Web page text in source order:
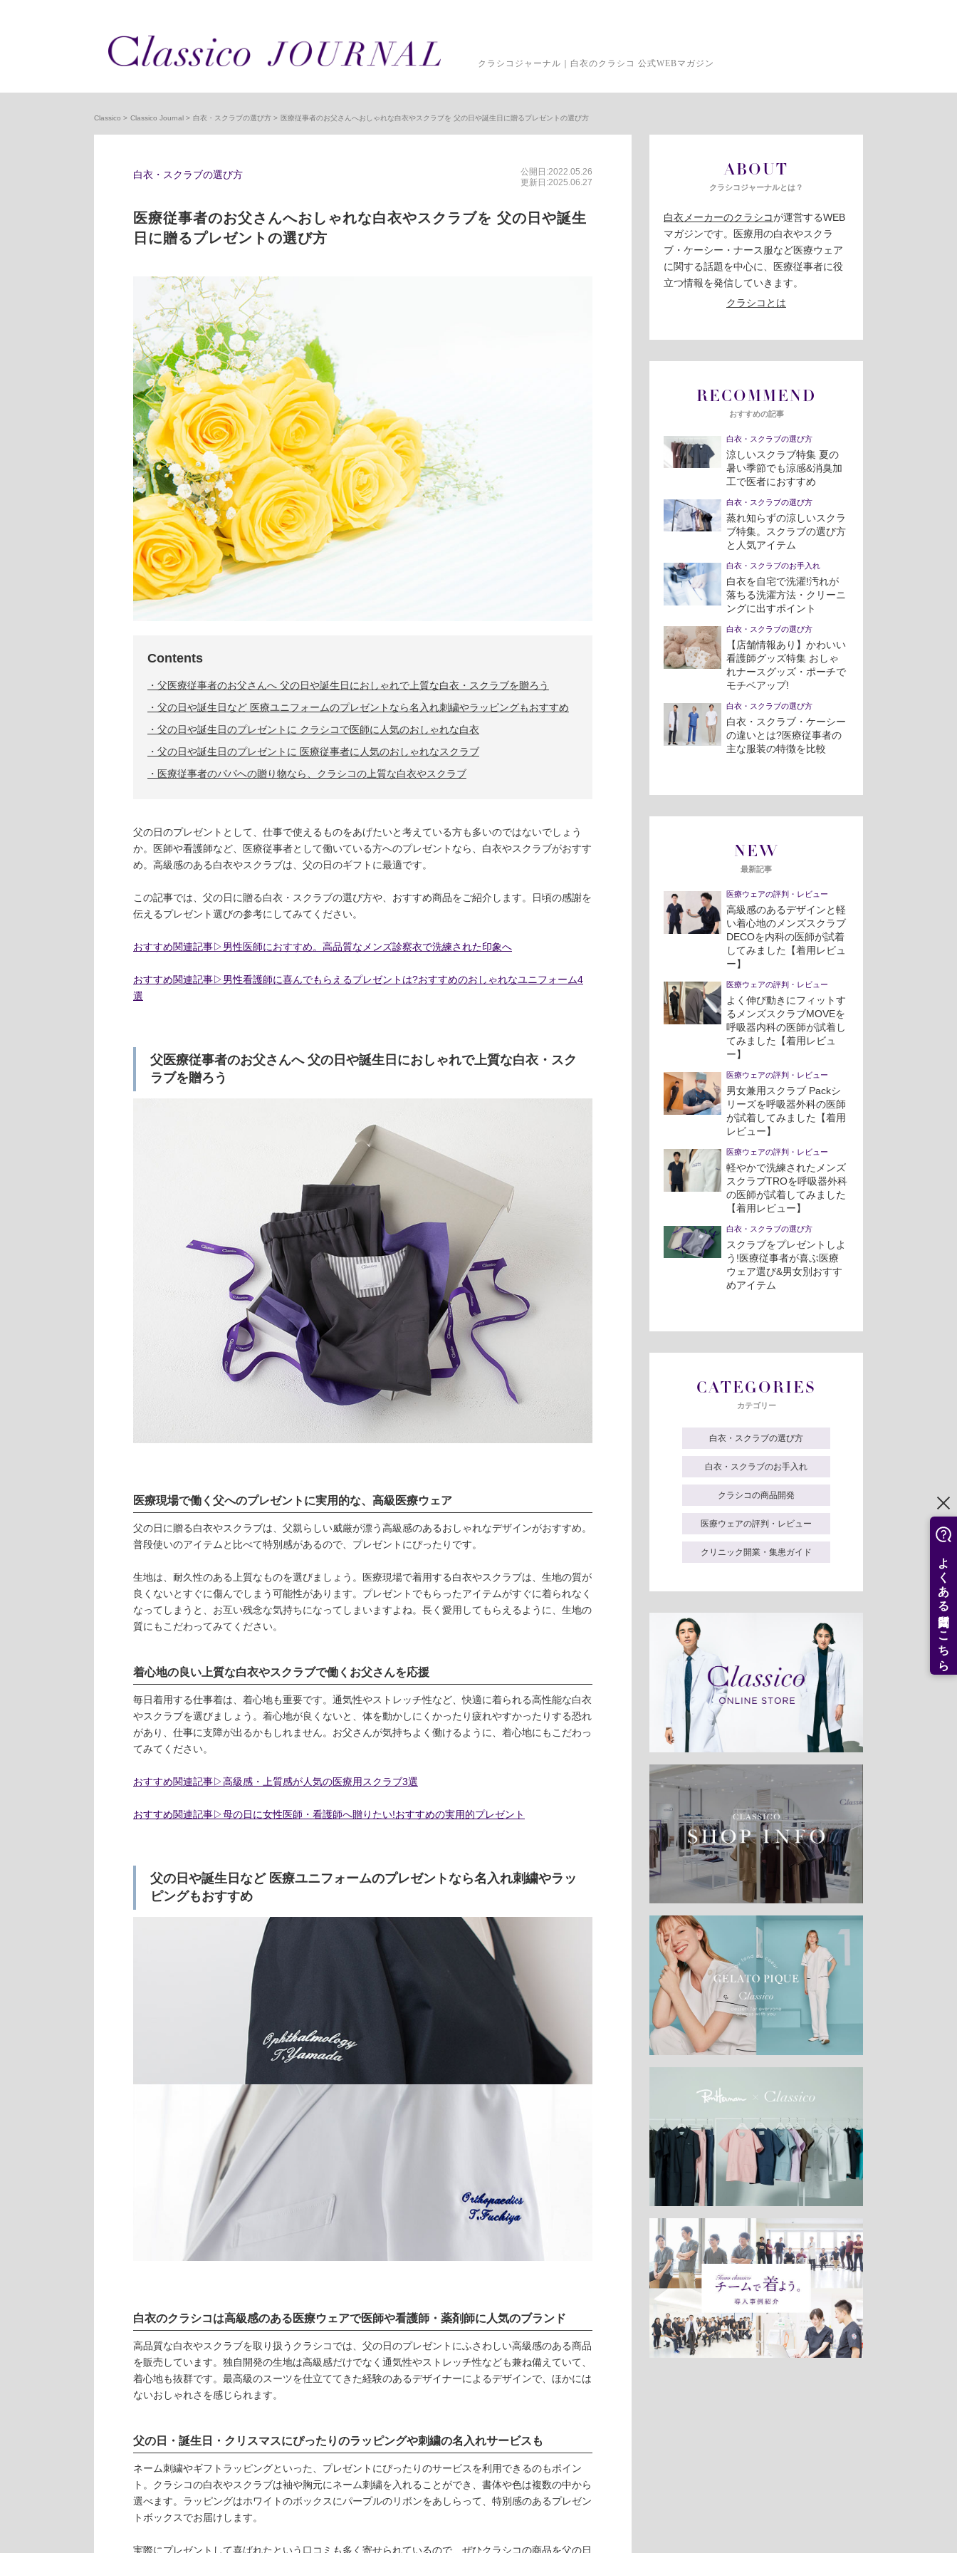
よくある質問はこちら
クラシコジャーナル｜白衣のクラシコ 公式WEBマガジン
Classico Classico Journal 白衣・スクラブの選び方 医療従事者のお父さんへおしゃれな白衣やスクラブを 父の日や誕生日に贈るプレゼントの選び方
白衣・スクラブの選び方
公開日:2022.05.26
更新日:2025.06.27
医療従事者のお父さんへおしゃれな白衣やスクラブを 父の日や誕生
日に贈るプレゼントの選び方
Contents
父医療従事者のお父さんへ 父の日や誕生日におしゃれで上質な白衣・スクラブを贈ろう
父の日や誕生日など 医療ユニフォームのプレゼントなら名入れ刺繍やラッピングもおすすめ
父の日や誕生日のプレゼントに クラシコで医師に人気のおしゃれな白衣
父の日や誕生日のプレゼントに 医療従事者に人気のおしゃれなスクラブ
医療従事者のパパへの贈り物なら、クラシコの上質な白衣やスクラブ
父の日のプレゼントとして、仕事で使えるものをあげたいと考えている方も多いのではないでしょう
か。医師や看護師など、医療従事者として働いている方へのプレゼントなら、白衣やスクラブがおすす
め。高級感のある白衣やスクラブは、父の日のギフトに最適です。
この記事では、父の日に贈る白衣・スクラブの選び方や、おすすめ商品をご紹介します。日頃の感謝を
伝えるプレゼント選びの参考にしてみてください。
おすすめ関連記事▷男性医師におすすめ。高品質なメンズ診察衣で洗練された印象へ
おすすめ関連記事▷男性看護師に喜んでもらえるプレゼントは?おすすめのおしゃれなユニフォーム4
選
父医療従事者のお父さんへ 父の日や誕生日におしゃれで上質な白衣・スク
ラブを贈ろう
医療現場で働く父へのプレゼントに実用的な、高級医療ウェア
父の日に贈る白衣やスクラブは、父親らしい威厳が漂う高級感のあるおしゃれなデザインがおすすめ。
普段使いのアイテムと比べて特別感があるので、プレゼントにぴったりです。
生地は、耐久性のある上質なものを選びましょう。医療現場で着用する白衣やスクラブは、生地の質が
良くないとすぐに傷んでしまう可能性があります。プレゼントでもらったアイテムがすぐに着られなく
なってしまうと、お互い残念な気持ちになってしまいますよね。長く愛用してもらえるように、生地の
質にもこだわってみてください。
着心地の良い上質な白衣やスクラブで働くお父さんを応援
毎日着用する仕事着は、着心地も重要です。通気性やストレッチ性など、快適に着られる高性能な白衣
やスクラブを選びましょう。着心地が良くないと、体を動かしにくかったり疲れやすかったりする恐れ
があり、仕事に支障が出るかもしれません。お父さんが気持ちよく働けるように、着心地にもこだわっ
てみてください。
おすすめ関連記事▷高級感・上質感が人気の医療用スクラブ3選
おすすめ関連記事▷母の日に女性医師・看護師へ贈りたい!おすすめの実用的プレゼント
父の日や誕生日など 医療ユニフォームのプレゼントなら名入れ刺繍やラッ
ピングもおすすめ
白衣のクラシコは高級感のある医療ウェアで医師や看護師・薬剤師に人気のブランド
高品質な白衣やスクラブを取り扱うクラシコでは、父の日のプレゼントにふさわしい高級感のある商品
を販売しています。独自開発の生地は高級感だけでなく通気性やストレッチ性なども兼ね備えていて、
着心地も抜群です。最高級のスーツを仕立ててきた経験のあるデザイナーによるデザインで、ほかには
ないおしゃれさを感じられます。
父の日・誕生日・クリスマスにぴったりのラッピングや刺繍の名入れサービスも
ネーム刺繍やギフトラッピングといった、プレゼントにぴったりのサービスを利用できるのもポイン
ト。クラシコの白衣やスクラブは袖や胸元にネーム刺繍を入れることができ、書体や色は複数の中から
選べます。ラッピングはホワイトのボックスにパープルのリボンをあしらって、特別感のあるプレゼン
トボックスでお届けします。
実際にプレゼントして喜ばれたという口コミも多く寄せられているので、ぜひクラシコの商品を父の日
ABOUT
クラシコジャーナルとは？
白衣メーカーのクラシコが運営するWEB
マガジンです。医療用の白衣やスクラ
ブ・ケーシー・ナース服など医療ウェア
に関する話題を中心に、医療従事者に役
立つ情報を発信していきます。
クラシコとは
RECOMMEND
おすすめの記事
白衣・スクラブの選び方
涼しいスクラブ特集 夏の
暑い季節でも涼感&消臭加
工で医者におすすめ
白衣・スクラブの選び方
蒸れ知らずの涼しいスクラ
ブ特集。スクラブの選び方
と人気アイテム
白衣・スクラブのお手入れ
白衣を自宅で洗濯!汚れが
落ちる洗濯方法・クリーニ
ングに出すポイント
白衣・スクラブの選び方
【店舗情報あり】かわいい
看護師グッズ特集 おしゃ
れナースグッズ・ポーチで
モチベアップ!
白衣・スクラブの選び方
白衣・スクラブ・ケーシー
の違いとは?医療従事者の
主な服装の特徴を比較
NEW
最新記事
医療ウェアの評判・レビュー
高級感のあるデザインと軽
い着心地のメンズスクラブ
DECOを内科の医師が試着
してみました【着用レビュ
ー】
医療ウェアの評判・レビュー
よく伸び動きにフィットす
るメンズスクラブMOVEを
呼吸器内科の医師が試着し
てみました【着用レビュ
ー】
医療ウェアの評判・レビュー
男女兼用スクラブ Packシ
リーズを呼吸器外科の医師
が試着してみました【着用
レビュー】
医療ウェアの評判・レビュー
軽やかで洗練されたメンズ
スクラブTROを呼吸器外科
の医師が試着してみました
【着用レビュー】
白衣・スクラブの選び方
スクラブをプレゼントしよ
う!医療従事者が喜ぶ医療
ウェア選び&男女別おすす
めアイテム
CATEGORIES
カテゴリー
白衣・スクラブの選び方
白衣・スクラブのお手入れ
クラシコの商品開発
医療ウェアの評判・レビュー
クリニック開業・集患ガイド